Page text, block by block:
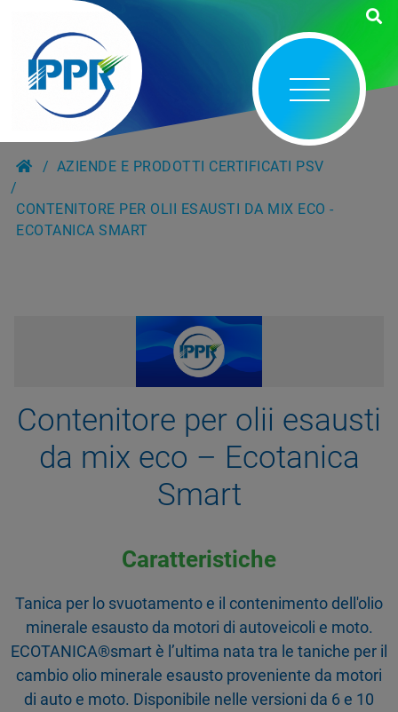
AZIENDE E PRODOTTI CERTIFICATI PSV
CONTENITORE PER OLII ESAUSTI DA MIX ECO -
ECOTANICA SMART
Contenitore per olii esausti
da mix eco – Ecotanica
Smart
Caratteristiche
Tanica per lo svuotamento e il contenimento dell'olio
minerale esausto da motori di autoveicoli e moto.
ECOTANICA®smart è l’ultima nata tra le taniche per il
cambio olio minerale esausto proveniente da motori
di auto e moto. Disponibile nelle versioni da 6 e 10